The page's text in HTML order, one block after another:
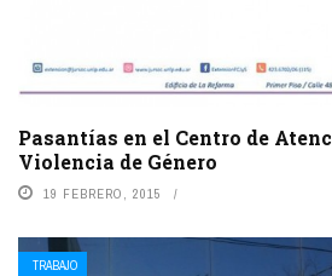
Pasantías en el Centro de
Violencia de Género
19 FEBRERO, 2015
TRABAJO